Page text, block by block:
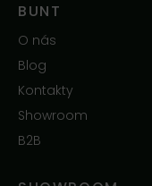
BUNT
O nás
Blog
Kontakty
Showroom
B2B